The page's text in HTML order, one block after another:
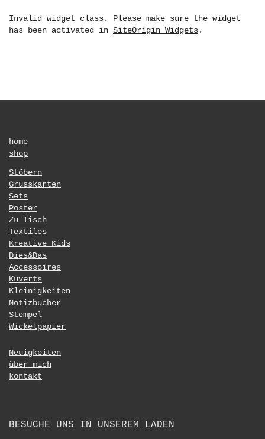
Invalid widget class. Please make sure the widget
has been activated in SiteOrigin Widgets.
home
shop
Stöbern
Grusskarten
Sets
Poster
Zu Tisch
Textiles
Kreative Kids
Dies&Das
Accessoires
Kuverts
Kleinigkeiten
Notizbücher
Stempel
Wickelpapier
Neuigkeiten
über mich
kontakt
BESUCHE UNS IN UNSEREM LADEN